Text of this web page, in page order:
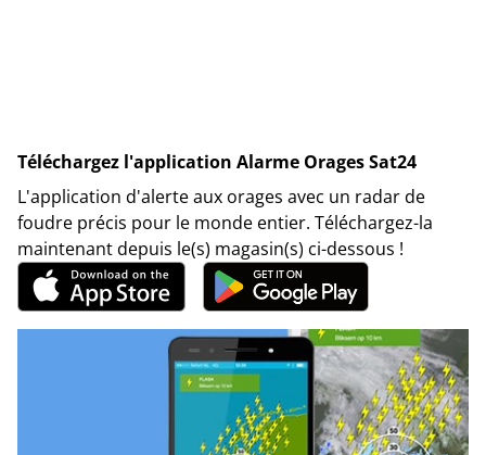
Téléchargez l'application Alarme Orages Sat24
L'application d'alerte aux orages avec un radar de
foudre précis pour le monde entier. Téléchargez-la
maintenant depuis le(s) magasin(s) ci-dessous !